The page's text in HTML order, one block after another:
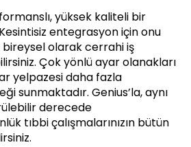
yüksek kaliteli bir
entegrasyon için onu
bireysel olarak cerrahi iş
Çok yönlü ayar olanakları
yelpazesi daha fazla
sunmaktadır. Genius’la, aynı
derecede
tıbbi çalışmalarınızın bütün